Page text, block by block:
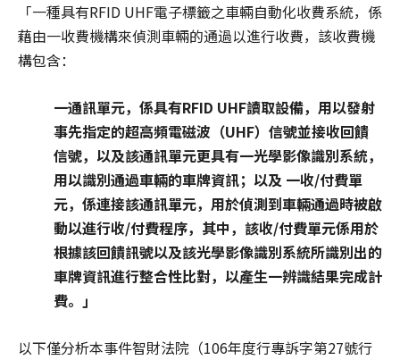
「一種具有RFID UHF電子標籤之車輛自動化收費系統，係
藉由一收費機構來偵測車輛的通過以進行收費，該收費機
構包含：
一通訊單元，係具有RFID UHF讀取設備，用以發射
事先指定的超高頻電磁波（UHF）信號並接收回饋
信號，以及該通訊單元更具有一光學影像識別系統，
用以識別通過車輛的車牌資訊；以及 一收/付費單
元，係連接該通訊單元，用於偵測到車輛通過時被啟
動以進行收/付費程序，其中，該收/付費單元係用於
根據該回饋訊號以及該光學影像識別系統所識別出的
車牌資訊進行整合性比對，以產生一辨識結果完成計
費。」
以下僅分析本事件智財法院（106年度行專訴字第27號行